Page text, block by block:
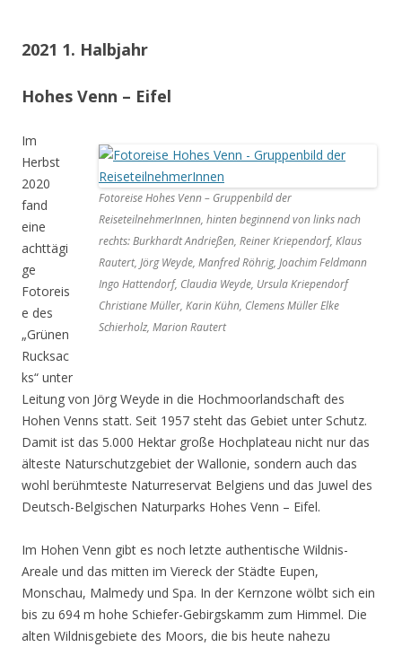
2021 1. Halbjahr
Hohes Venn – Eifel
Fotoreise Hohes Venn – Gruppenbild der
ReiseteilnehmerInnen, hinten beginnend von links nach
rechts: Burkhardt Andrießen, Reiner Kriependorf, Klaus
Rautert, Jörg Weyde, Manfred Röhrig, Joachim Feldmann
Ingo Hattendorf, Claudia Weyde, Ursula Kriependorf
Christiane Müller, Karin Kühn, Clemens Müller Elke
Schierholz, Marion Rautert
Im
Herbst
2020
fand
eine
achttägi
ge
Fotoreis
e des
„Grünen
Rucksac
ks“ unter
Leitung von Jörg Weyde in die Hochmoorlandschaft des
Hohen Venns statt. Seit 1957 steht das Gebiet unter Schutz.
Damit ist das 5.000 Hektar große Hochplateau nicht nur das
älteste Naturschutzgebiet der Wallonie, sondern auch das
wohl berühmteste Naturreservat Belgiens und das Juwel des
Deutsch-Belgischen Naturparks Hohes Venn – Eifel.
Im Hohen Venn gibt es noch letzte authentische Wildnis-
Areale und das mitten im Viereck der Städte Eupen,
Monschau, Malmedy und Spa. In der Kernzone wölbt sich ein
bis zu 694 m hohe Schiefer-Gebirgskamm zum Himmel. Die
alten Wildnisgebiete des Moors, die bis heute nahezu